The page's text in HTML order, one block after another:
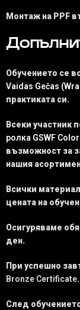
Монтаж на PPF
Обучението се
Vaidas Gečas
практиката си.
Всеки участник
ролка GSWF
възможност за
нашия
Всички
цената на
Осигуряваме
ден.
При успешно
Bronze Certificate.
След